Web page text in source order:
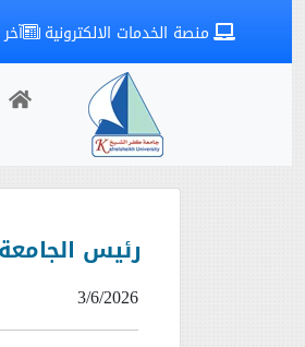
منصة الخدمات الالكترونية
رئيس
3/6/2026